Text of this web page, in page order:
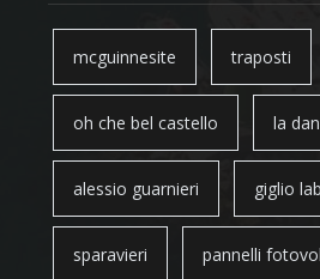
mcguinnesite traposti
oh che bel castello la
alessio guarnieri giglio lab
sparavieri pannelli